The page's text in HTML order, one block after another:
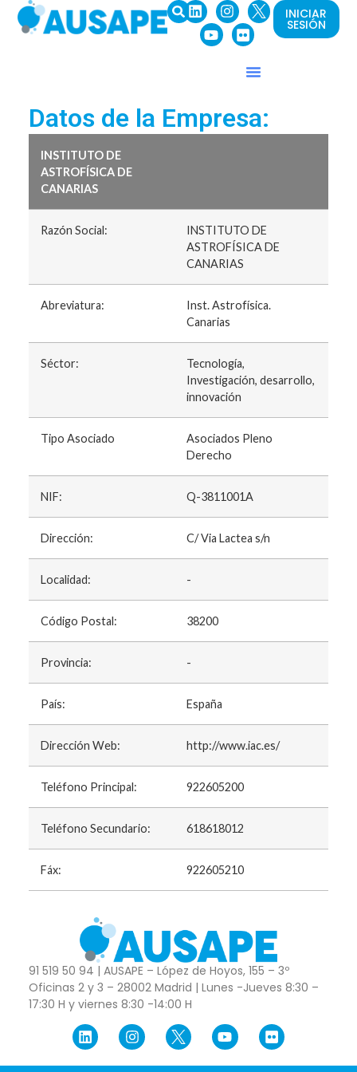
INICIAR
SESIÓN
Datos de la Empresa:
INSTITUTO DE
ASTROFÍSICA DE
CANARIAS
Razón Social:
INSTITUTO DE
ASTROFÍSICA DE
CANARIAS
Abreviatura:
Inst. Astrofísica.
Canarias
Séctor:
Tecnología,
Investigación, desarrollo,
innovación
Tipo Asociado
Asociados Pleno
Derecho
NIF: Q-3811001A
Dirección: C/ Via Lactea s/n
Localidad: -
Código Postal: 38200
Provincia: -
País: España
Dirección Web: http://www.iac.es/
Teléfono Principal: 922605200
Teléfono Secundario: 618618012
Fáx: 922605210
91 519 50 94 | AUSAPE – López de Hoyos, 155 – 3º
Oficinas 2 y 3 – 28002 Madrid | Lunes -Jueves 8:30 –
17:30 H y viernes 8:30 -14:00 H